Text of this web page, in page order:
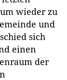
wieder zu
und
sich
einen
der